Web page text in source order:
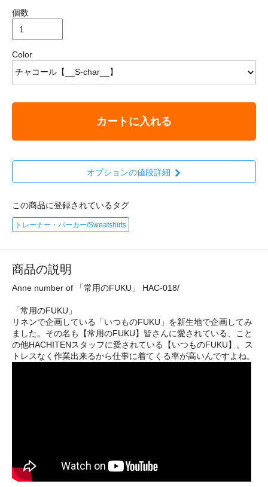
個数
Color
カートに入れる
オプションの値段詳細
この商品に登録されているタグ
トレーナー・パーカー/Sweatshirts
商品の説明
Anne number of 「常用のFUKU」 HAC-018/
「常用のFUKU」
リネンで企画している「いつものFUKU」を新生地で企画してみ
ました。その名も【常用のFUKU】皆さんに愛されている、こと
の他HACHITENスタッフに愛されている【いつものFUKU】。ス
トレスなく作業出来るから仕事に着てくる率が高いんですよね。